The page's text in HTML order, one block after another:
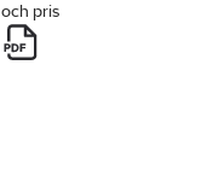
och pris